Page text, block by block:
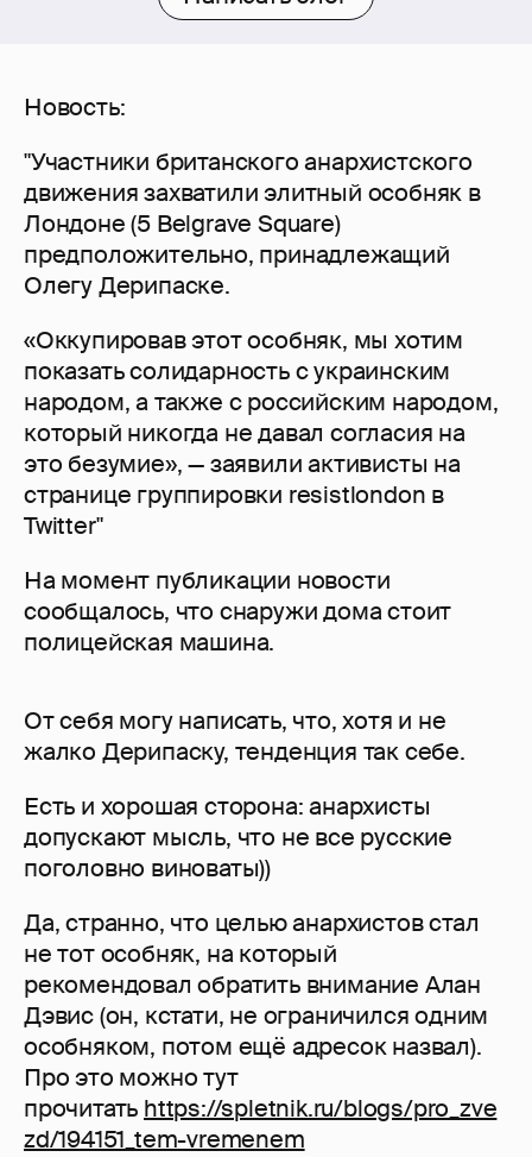
Новость:
"Участники британского анархистского
движения захватили элитный особняк в
Лондоне (5 Belgrave Square)
предположительно, принадлежащий
Олегу Дерипаске.
«Оккупировав этот особняк, мы хотим
показать солидарность с украинским
народом, а также с российским народом,
который никогда не давал согласия на
это безумие», — заявили активисты на
странице группировки resistlondon в
Twitter"
На момент публикации новости
сообщалось, что снаружи дома стоит
полицейская машина.
От себя могу написать, что, хотя и не
жалко Дерипаску, тенденция так себе.
Есть и хорошая сторона: анархисты
допускают мысль, что не все русские
поголовно виноваты))
Да, странно, что целью анархистов стал
не тот особняк, на который
рекомендовал обратить внимание Алан
Дэвис (он, кстати, не ограничился одним
особняком, потом ещё адресок назвал).
Про это можно тут
прочитать https://spletnik.ru/blogs/pro_zve
zd/194151_tem-vremenem